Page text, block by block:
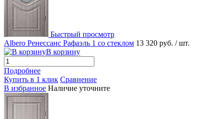
Быстрый просмотр
Albero Ренессанс Рафаэль 1 со стеклом 13 320 руб. / шт.
В корзину
Подробнее
Купить в 1 клик Сравнение
В избранное Наличие уточните